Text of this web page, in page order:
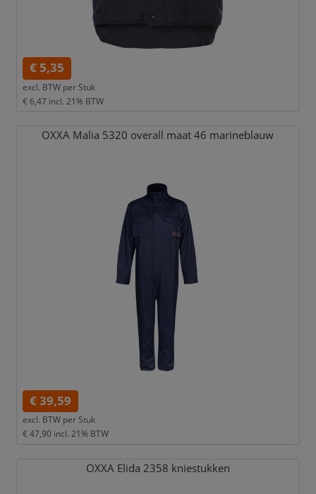
€ 5,35
excl. BTW per Stuk
€ 6,47 incl. 21% BTW
OXXA Malia 5320 overall maat 46 marineblauw
€ 39,59
excl. BTW per Stuk
€ 47,90 incl. 21% BTW
OXXA Elida 2358 kniestukken